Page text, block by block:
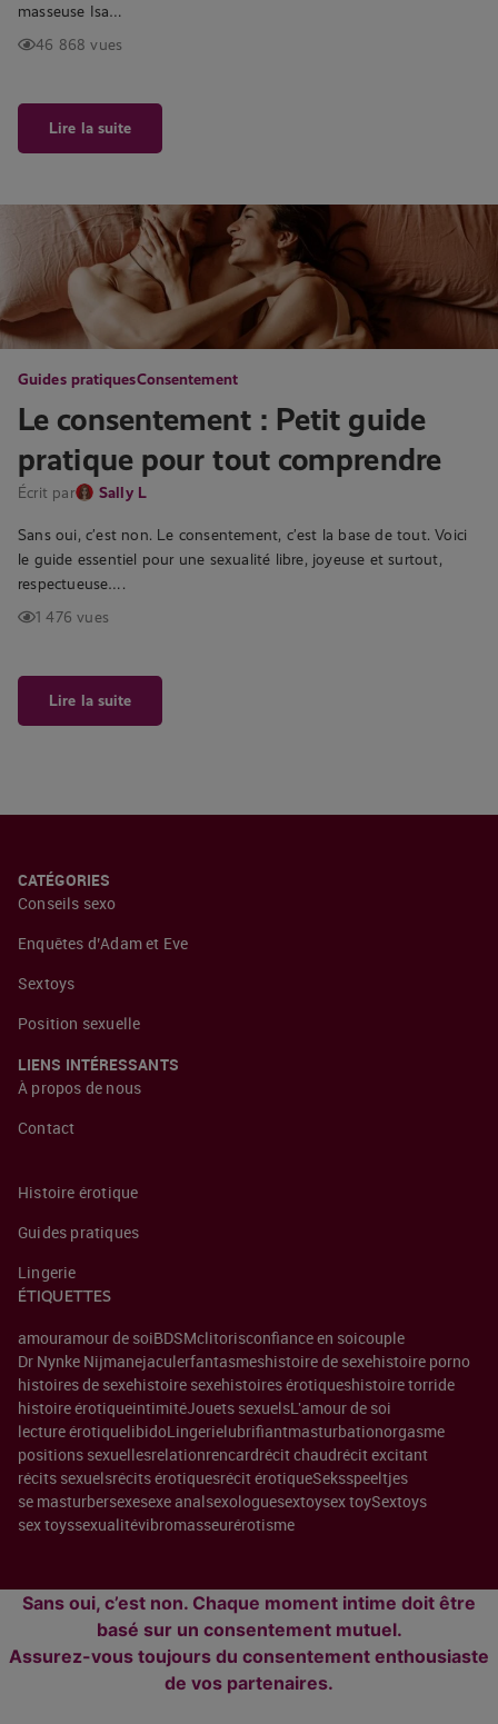
masseuse Isa…
46 868 vues
Lire la suite
Guides pratiquesConsentement
Le consentement : Petit guide
pratique pour tout comprendre
Écrit par Sally L
Sans oui, c’est non. Le consentement, c’est la base de tout. Voici
le guide essentiel pour une sexualité libre, joyeuse et surtout,
respectueuse….
1 476 vues
Lire la suite
CATÉGORIES
Conseils sexo
Enquêtes d’Adam et Eve
Sextoys
Position sexuelle
LIENS INTÉRESSANTS
À propos de nous
Contact
Histoire érotique
Guides pratiques
Lingerie
ÉTIQUETTES
amouramour de soiBDSMclitorisconfiance en soicouple
Dr Nynke Nijmanejaculerfantasmeshistoire de sexehistoire porno
histoires de sexehistoire sexehistoires érotiqueshistoire torride
histoire érotiqueintimitéJouets sexuelsL'amour de soi
lecture érotiquelibidoLingerielubrifiantmasturbationorgasme
positions sexuellesrelationrencardrécit chaudrécit excitant
récits sexuelsrécits érotiquesrécit érotiqueSeksspeeltjes
se masturbersexesexe analsexologuesextoysex toySextoys
sex toyssexualitévibromasseurérotisme
Sans oui, c’est non. Chaque moment intime doit être
basé sur un consentement mutuel.
Assurez-vous toujours du consentement enthousiaste
de vos partenaires.